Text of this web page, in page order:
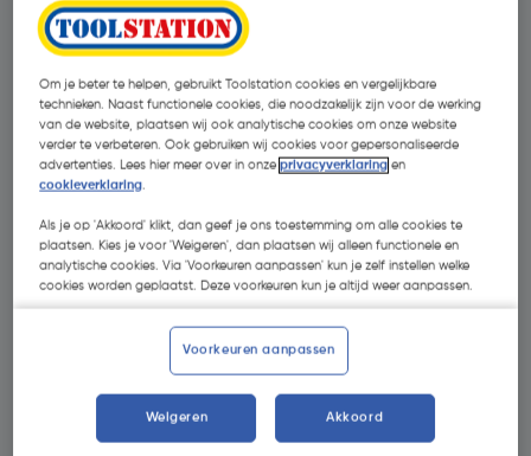
MerkKopp Productcode: 99553
4.6 5 beoordeling(en)
- 27 %
Om je beter te helpen, gebruikt Toolstation cookies en vergelijkbare
technieken. Naast functionele cookies, die noodzakelijk zijn voor de werking
van de website, plaatsen wij ook analytische cookies om onze website
verder te verbeteren. Ook gebruiken wij cookies voor gepersonaliseerde
advertenties. Lees hier meer over in onzeprivacyverklaring en
cookieverklaring.
Als je op 'Akkoord' klikt, dan geef je ons toestemming om alle cookies te
plaatsen. Kies je voor 'Weigeren', dan plaatsen wij alleen functionele en
analytische cookies. Via 'Voorkeuren aanpassen' kun je zelf instellen welke
cookies worden geplaatst. Deze voorkeuren kun je altijd weer aanpassen.
Voorkeuren aanpassen
Weigeren Akkoord